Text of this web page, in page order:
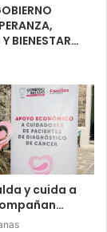
BIENESTAR…
y cuida a